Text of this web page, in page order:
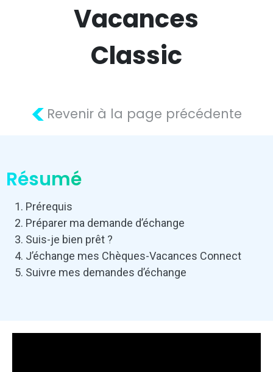
Vacances
Classic
< Revenir à la page précédente
Résumé
Prérequis
Préparer ma demande d’échange
Suis-je bien prêt ?
J’échange mes Chèques-Vacances Connect
Suivre mes demandes d’échange